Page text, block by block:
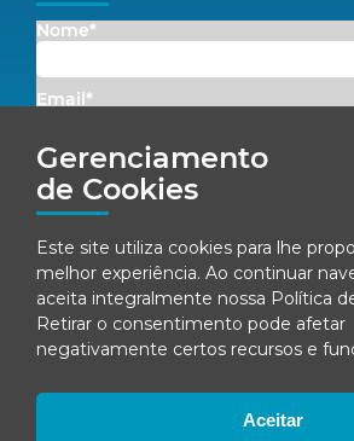
Gerenciamento
de Cookies
Este site utiliza cookies para lhe
melhor experiência. Ao continuar
aceita integralmente nossa Política
Retirar o consentimento pode afetar
negativamente certos recursos e
Aceitar
Nome*
Email*
Concordo em receber comunicações da
Ao se inscrever, você concorda com nossaPolítica
Política de privacidade